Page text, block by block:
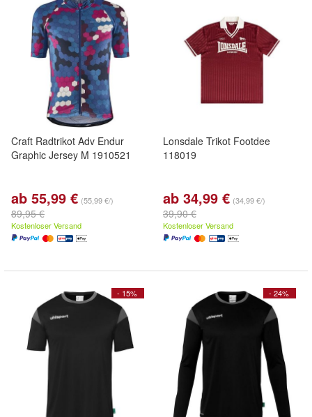
Craft Radtrikot Adv Endur
Graphic Jersey M 1910521
ab 55,99 € (55,99 €/)
89,95 €
Kostenloser Versand
Lonsdale Trikot Footdee
118019
ab 34,99 € (34,99 €/)
39,90 €
Kostenloser Versand
- 15% - 24%